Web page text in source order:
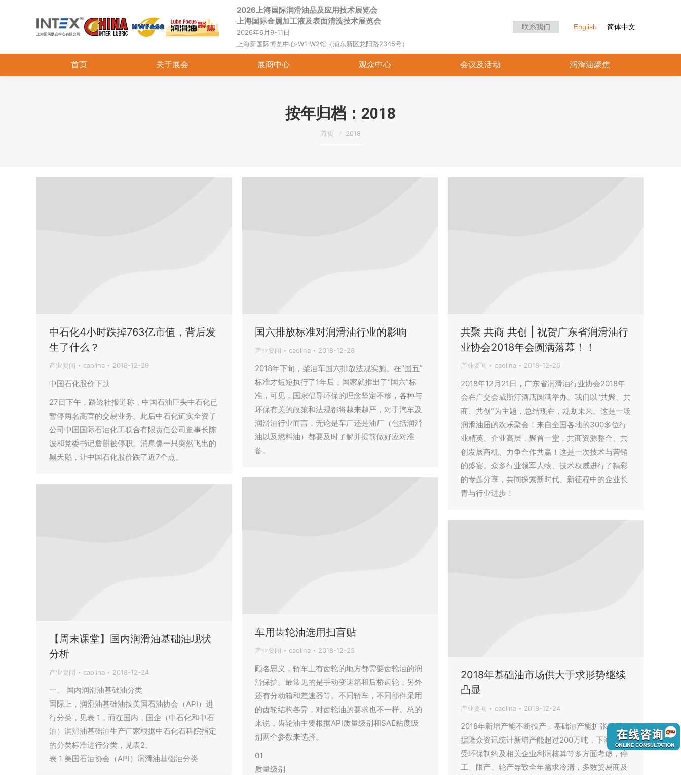
2026上海国际润滑油品及应用技术展览会
上海国际金属加工液及表面清洗技术展览会
2026年6月9-11日
上海新国际博览中心·W1-W2馆（浦东新区龙阳路2345号）
联系我们 English 简体中文
首页 关于展会 展商中心 观众中心 会议及活动 润滑油聚焦
按年归档： 2018
您在这里：
首页 2018
中石化4小时跌掉763亿市值，背后发
生了什么？
产业要闻 caolina 2018-12-29
中国石化股价下跌
27日下午，路透社报道称，中国石油巨头中石化已
暂停两名高官的交易业务。此后中石化证实全资子
公司中国国际石油化工联合有限责任公司董事长陈
波和党委书记詹麒被停职。消息像一只突然飞出的
黑天鹅，让中国石化股价跌了近7个点。
国六排放标准对润滑油行业的影响
产业要闻 caolina 2018-12-28
2018年下旬，柴油车国六排放法规实施。在“国五”
标准才短短执行了1年后，国家就推出了“国六”标
准，可见，国家倡导环保的理念坚定不移，各种与
环保有关的政策和法规都将越来越严，对于汽车及
润滑油行业而言，无论是车厂还是油厂（包括润滑
油以及燃料油）都要及时了解并提前做好应对准
备。
共聚 共商 共创 | 祝贺广东省润滑油行
业协会2018年会圆满落幕！！
产业要闻 caolina 2018-12-26
2018年12月21日，广东省润滑油行业协会2018年
会在广交会威斯汀酒店圆满举办。我们以“共聚、共
商、共创”为主题，总结现在，规划未来。这是一场
润滑油届的欢乐聚会！来自全国各地的300多位行
业精英、企业高层，聚首一堂，共商资源整合、共
创发展商机、力争合作共赢！这是一次技术与营销
的盛宴。众多行业领军人物、技术权威进行了精彩
的专题分享，共同探索新时代、新征程中的企业长
青与行业进步！
车用齿轮油选用扫盲贴
产业要闻 caolina 2018-12-25
顾名思义，轿车上有齿轮的地方都需要齿轮油的润
滑保护。最常见的是手动变速箱和后桥齿轮，另外
还有分动箱和差速器等。不同轿车，不同部件采用
的齿轮结构各异，对齿轮油的要求也不一样。总的
来说，齿轮油主要根据API质量级别和SAE粘度级
别两个参数来选择。
01
质量级别
【周末课堂】国内润滑油基础油现状
分析
产业要闻 caolina 2018-12-24
一、 国内润滑油基础油分类
国际上，润滑油基础油按美国石油协会（API）进
行分类，见表 1，而在国内，国企（中石化和中石
油）润滑油基础油生产厂家根据中石化石科院指定
的分类标准进行分类，见表2。
表 1 美国石油协会（API）润滑油基础油分类
2018年基础油市场供大于求形势继续
凸显
产业要闻 caolina 2018-12-24
2018年新增产能不断投产，基础油产能扩张明显，
据隆众资讯统计新增产能超过200万吨，下游工厂
受环保制约及相关企业利润核算等多方面考虑，停
工、限产、轮产导致全年需求冷清，多数贸易商及
首页 关于展会 展商中心